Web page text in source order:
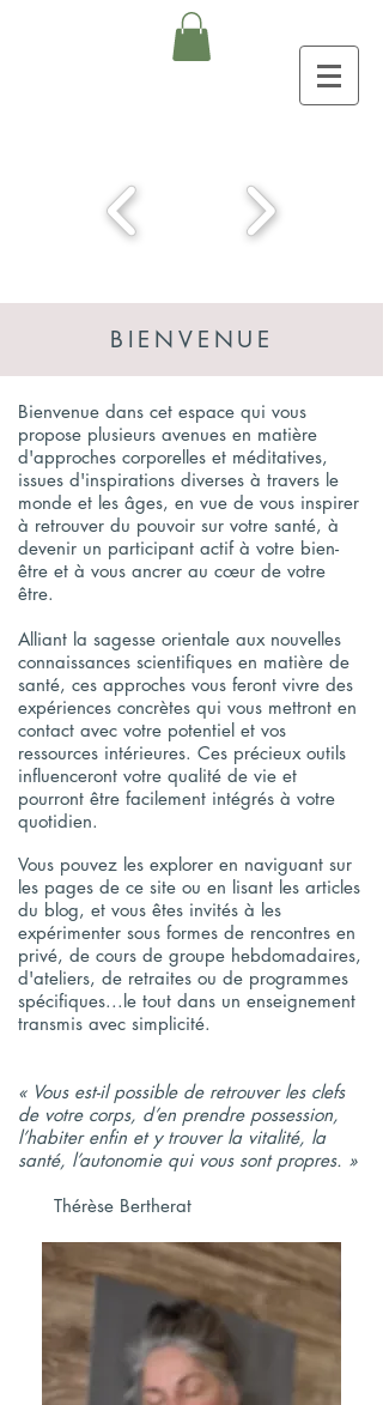
BIENVENUE
Bienvenue dans cet espace qui vous
propose plusieurs avenues en matière
d'approches corporelles et méditatives,
issues d'inspirations diverses à travers le
monde et les âges, en vue de vous inspirer
à retrouver du pouvoir sur votre santé, à
devenir un participant actif à votre bien-
être et à vous ancrer au cœur de votre
être.
Alliant la sagesse orientale aux nouvelles
connaissances scientifiques en matière de
santé, ces approches vous feront vivre des
expériences concrètes qui vous mettront en
contact avec votre potentiel et vos
ressources intérieures. Ces précieux outils
influenceront votre qualité de vie et
pourront être facilement intégrés à votre
quotidien.
Vous pouvez les explorer en naviguant sur
les pages de ce site ou en lisant les articles
du blog, et vous êtes invités à les
expérimenter sous formes de rencontres en
privé, de cours de groupe hebdomadaires,
d'ateliers, de retraites ou de programmes
spécifiques...le tout dans un enseignement
transmis avec simplicité.
« Vous est-il possible de retrouver les clefs
de votre corps, d’en prendre possession,
l’habiter enfin et y trouver la vitalité, la
santé, l’autonomie qui vous sont propres. »
Thérèse Bertherat